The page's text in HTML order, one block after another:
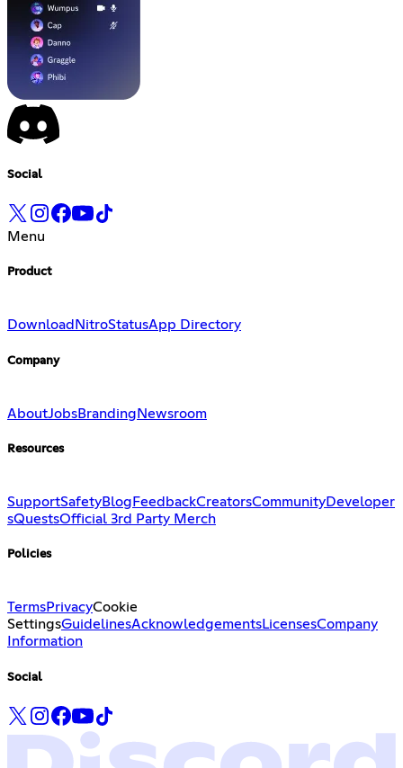
Social
Menu
Product
Download NitroStatusApp Directory
Company
AboutJobsBranding Newsroom
Resources
SupportSafetyBlog FeedbackCreatorsCommunityDeveloper
sQuestsOfficial 3rd Party Merch
Policies
TermsPrivacyCookie
SettingsGuidelinesAcknowledgementsLicensesCompany
Information
Social